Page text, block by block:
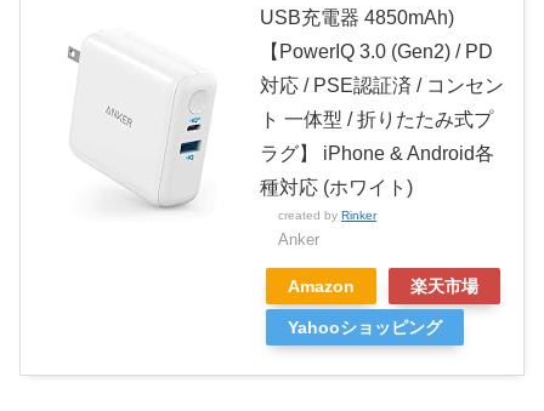
USB充電器 4850mAh)
【PowerIQ 3.0 (Gen2) / PD
対応 / PSE認証済 / コンセン
ト 一体型 / 折りたたみ式プ
ラグ】 iPhone & Android各
種対応 (ホワイト)
created by Rinker
Anker
Amazon 楽天市場
Yahooショッピング